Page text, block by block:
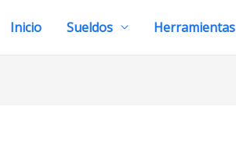
Inicio Sueldos Herramientas